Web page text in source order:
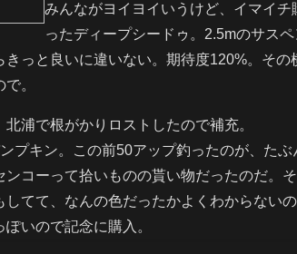
みんながヨイヨイいうけど、イマイチ
ったディープシードゥ。2.5mのサスペ
っと良いに違いない。期待度120%。その
。
浦で根がかりロストしたので補充。
プキン。この前50アップ釣ったのが、た
コーって拾いものの貰い物だったのだ。
てて、なんの色だったかよくわからないの
いので記念に購入。